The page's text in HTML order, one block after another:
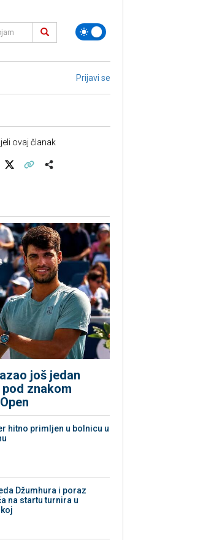
Prijavi se
ovaj članak
još jedan
znakom
hitno primljen u bolnicu u
Džumhura i poraz
na startu turnira u